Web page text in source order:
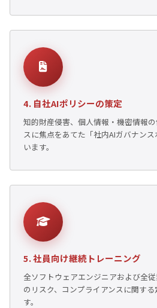
4. 自社AIポリシーの策定
知的財産侵害、個人情報・機密情報
スに焦点をあてた「社内AIガバナン
います。
5. 社員向け継続トレーニング
全ソフトウェアエンジニアおよび全
のリスク、コンプライアンスに関す
す。